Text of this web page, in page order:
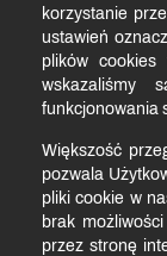
korzystanie
ustawień
plików
wskazaliśmy
funkcjonowania
Większość
pozwala
pliki cookie w
brak
przez stronę